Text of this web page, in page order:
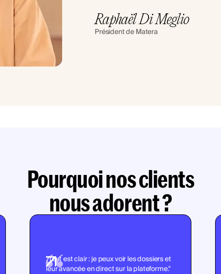
Raphaël Di Meglio
Président de Matera
Pourquoi nos clients
nous adorent ?
"Tout est clair : je peux voir les dossiers et
leur avancée en direct sur la plateforme."